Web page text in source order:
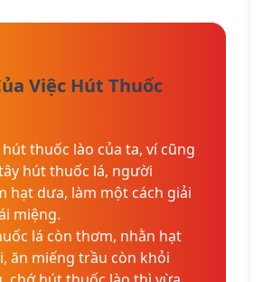
Việc Hút Thuốc
thuốc lào của ta, ví cũng
hút thuốc lá, người
hạt dưa, làm một cách giải
miệng.
lá còn thơm, nhằn hạt
ăn miếng trầu còn khỏi